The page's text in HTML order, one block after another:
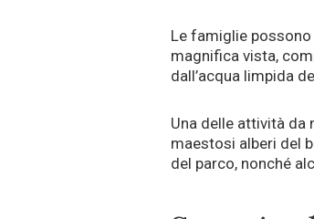
Le famiglie
magnifica vista,
dall’acqua limpida
Una delle attività da
maestosi alberi del
del parco, nonché